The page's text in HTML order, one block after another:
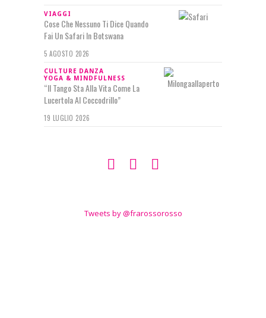
VIAGGI
Cose Che Nessuno Ti Dice Quando
Fai Un Safari In Botswana
5 AGOSTO 2026
CULTURE DANZA
YOGA & MINDFULNESS
“Il Tango Sta Alla Vita Come La
Lucertola Al Coccodrillo”
19 LUGLIO 2026
Tweets by @frarossorosso